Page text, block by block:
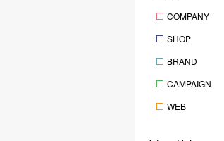
COMPANY
SHOP
BRAND
CAMPAIGN
WEB